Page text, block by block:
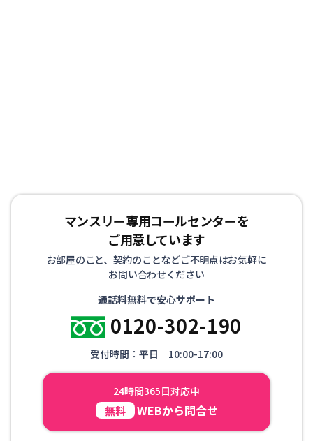
マンスリー専用コールセンターを
ご用意しています
お部屋のこと、契約のことなどご不明点はお気軽に
お問い合わせください
通話料無料で安心サポート
0120-302-190
受付時間：平日 10:00-17:00
24時間365日対応中
無料 WEBから問合せ